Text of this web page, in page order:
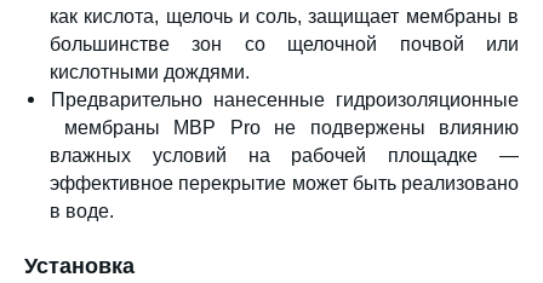
как кислота, щелочь и соль, защищает мембраны в
большинстве зон со щелочной почвой или
кислотными дождями.
Предварительно нанесенные гидроизоляционные
мембраны MBP Pro не подвержены влиянию
влажных условий на рабочей площадке —
эффективное перекрытие может быть реализовано
в воде.
Установка